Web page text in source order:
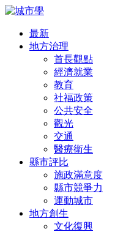
最新
地方治理
首長觀點
經濟就業
教育
社福政策
公共安全
觀光
交通
醫療衛生
縣市評比
施政滿意度
縣市競爭力
運動城市
地方創生
文化復興